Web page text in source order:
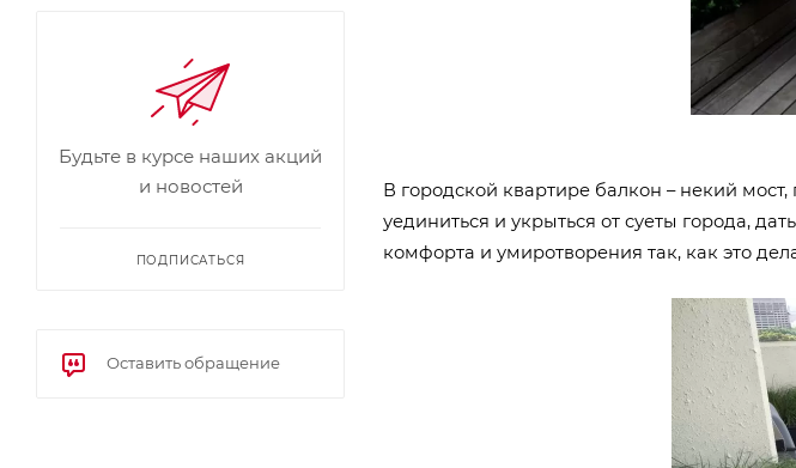
В городской квартире балкон – некий
уединиться и укрыться от суеты города,
комфорта и умиротворения так, как это
Будьте в курсе наших акций
и новостей
ПОДПИСАТЬСЯ
Оставить обращение